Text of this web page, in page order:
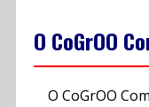
O CoGrOO
O CoGrOO